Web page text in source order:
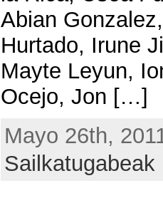
Abian
Hurtado, Irune
Mayte Leyun,
Ocejo, Jon […]
Mayo 26th,
Sailkatugabeak